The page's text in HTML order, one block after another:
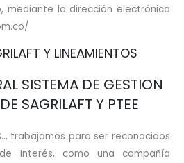
mediante la dirección electrónica
Y LINEAMIENTOS
SISTEMA DE GESTION
SAGRILAFT Y PTEE
trabajamos para ser reconocidos
Interés, como una compañía